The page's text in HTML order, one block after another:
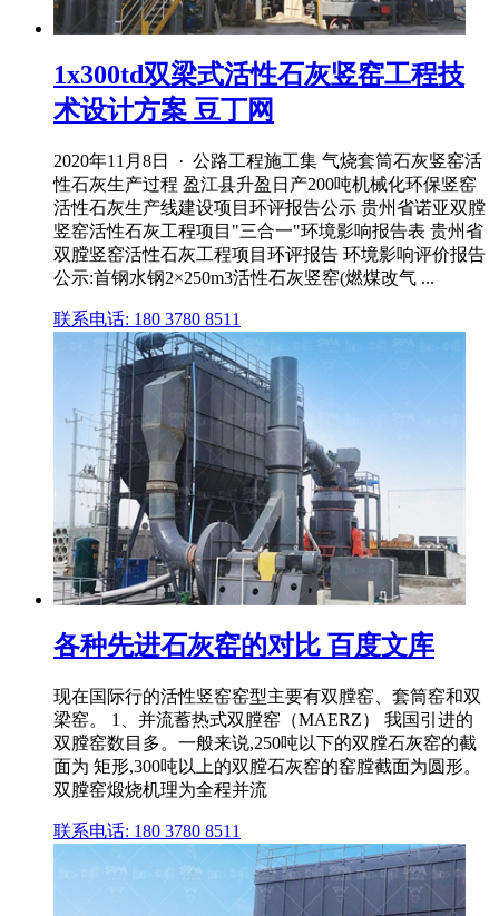
1x300td双梁式活性石灰竖窑工程技
术设计方案 豆丁网
2020年11月8日 · 公路工程施工集 气烧套筒石灰竖窑活
性石灰生产过程 盈江县升盈日产200吨机械化环保竖窑
活性石灰生产线建设项目环评报告公示 贵州省诺亚双膛
竖窑活性石灰工程项目"三合一"环境影响报告表 贵州省
双膛竖窑活性石灰工程项目环评报告 环境影响评价报告
公示:首钢水钢2×250m3活性石灰竖窑(燃煤改气 ...
联系电话: 180 3780 8511
各种先进石灰窑的对比 百度文库
现在国际行的活性竖窑窑型主要有双膛窑、套筒窑和双
梁窑。 1、并流蓄热式双膛窑（MAERZ） 我国引进的
双膛窑数目多。一般来说,250吨以下的双膛石灰窑的截
面为 矩形,300吨以上的双膛石灰窑的窑膛截面为圆形。
双膛窑煅烧机理为全程并流
联系电话: 180 3780 8511